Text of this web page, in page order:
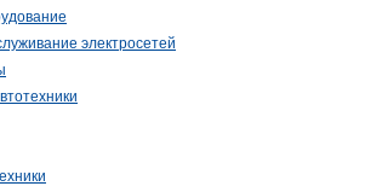
электросетей